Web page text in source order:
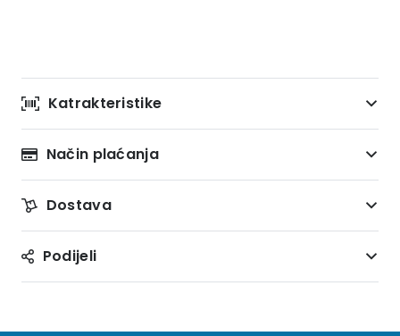
Katrakteristike
Način plaćanja
Dostava
Podijeli